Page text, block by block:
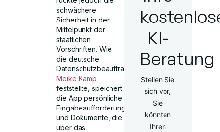
schwächere
Sicherheit in den
Mittelpunkt der
staatlichen
Vorschriften. Wie
die deutsche
Datenschutzbeauftragte
Meike Kamp
feststellte, speichert
die App persönliche
Eingabeaufforderungen
und Dokumente, die
über das
KI-
Beratung
Stellen Sie
sich vor,
Sie
könnten
Ihren